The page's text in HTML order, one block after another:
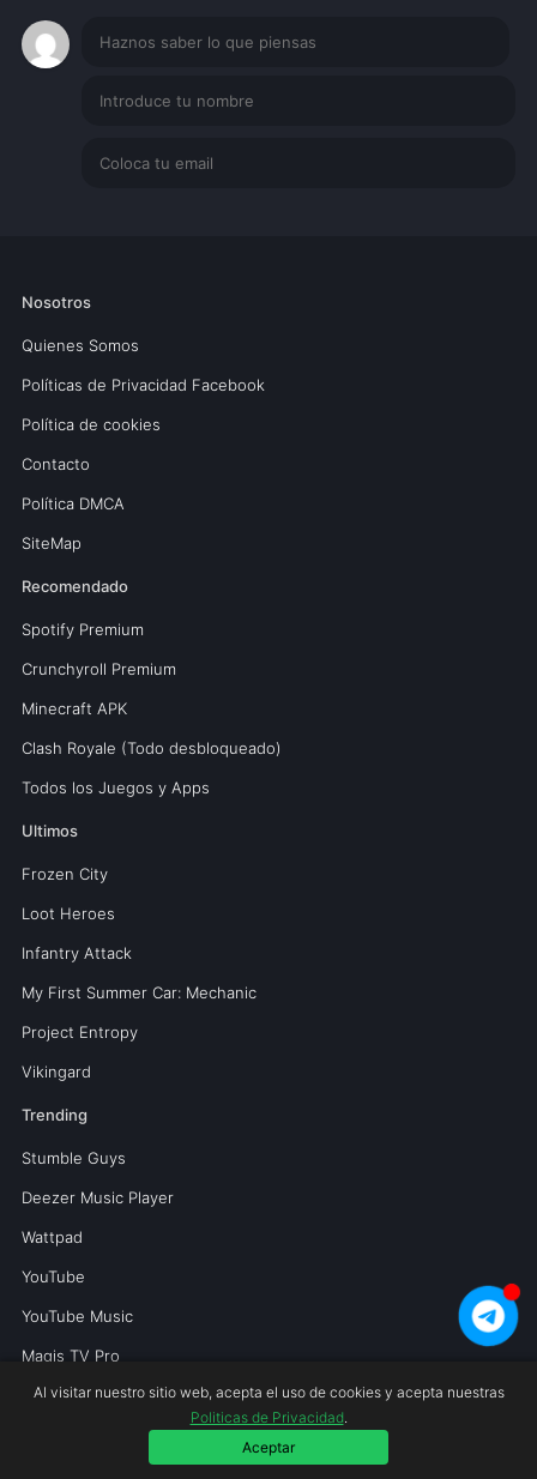
Nosotros
Quienes Somos
Políticas de Privacidad Facebook
Política de cookies
Contacto
Política DMCA
SiteMap
Recomendado
Spotify Premium
Crunchyroll Premium
Minecraft APK
Clash Royale (Todo desbloqueado)
Todos los Juegos y Apps
Ultimos
Frozen City
Loot Heroes
Infantry Attack
My First Summer Car: Mechanic
Project Entropy
Vikingard
Trending
Stumble Guys
Deezer Music Player
Wattpad
YouTube
YouTube Music
Magis TV Pro
Copyright © 2026 Mundoperfecto.net.
Al visitar nuestro sitio web, acepta el uso de cookies y acepta nuestras
Politicas de Privacidad.
Aceptar